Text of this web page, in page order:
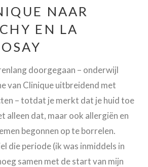
NAAR
EN LA
doorgegaan – onderwijl
van Clinique uitbreidend met
– totdat je merkt dat je huid toe
alleen dat, maar ook allergiën en
begonnen op te borrelen.
die periode (ik was inmiddels in
samen met de start van mijn